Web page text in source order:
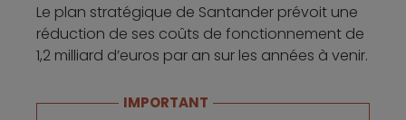
Le plan stratégique de Santander prévoit une
réduction de ses coûts de fonctionnement de
1,2 milliard d’euros par an sur les années à venir.
IMPORTANT